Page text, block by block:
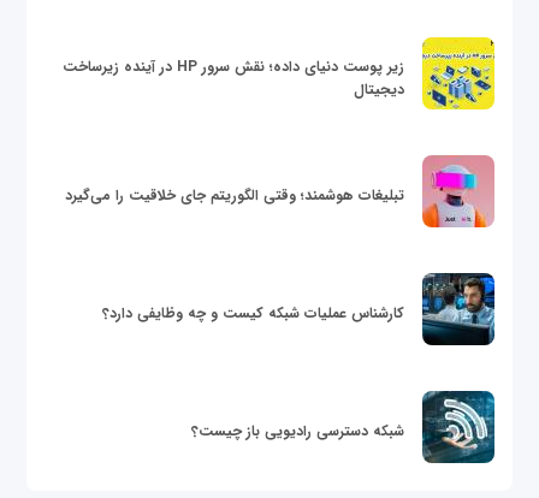
زیر پوست دنیای داده؛ نقش سرور HP در آینده زیرساخت
دیجیتال
تبلیغات هوشمند؛ وقتی الگوریتم جای خلاقیت را می‌گیرد
کارشناس عملیات شبکه کیست و چه وظایفی دارد؟
شبکه دسترسی رادیویی باز چیست؟